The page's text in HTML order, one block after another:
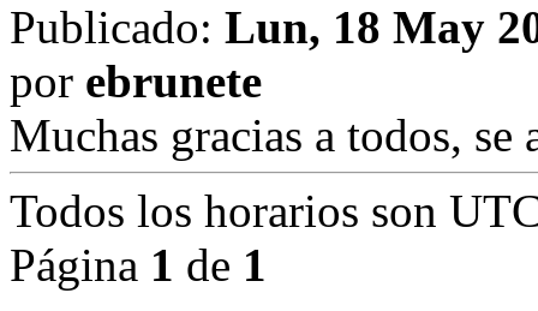
Publicado: Lun, 18 May
por ebrunete
Muchas gracias a todos, se
Todos los horarios son
Página 1 de 1